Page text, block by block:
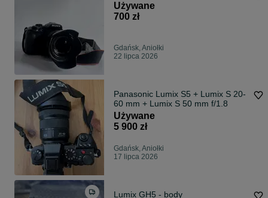
Używane
700 zł
Gdańsk, Aniołki
22 lipca 2026
Panasonic Lumix S5 + Lumix S 20-
60 mm + Lumix S 50 mm f/1.8
Używane
5 900 zł
Gdańsk, Aniołki
17 lipca 2026
Lumix GH5 - body